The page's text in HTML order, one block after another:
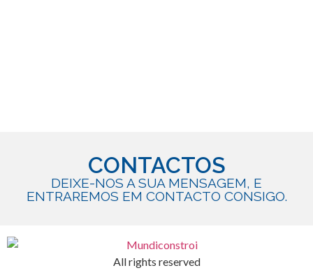
CONTACTOS
DEIXE-NOS A SUA MENSAGEM, E
ENTRAREMOS EM CONTACTO CONSIGO.
All rights reserved